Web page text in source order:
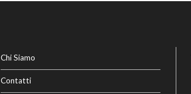
Chi Siamo
Contatti